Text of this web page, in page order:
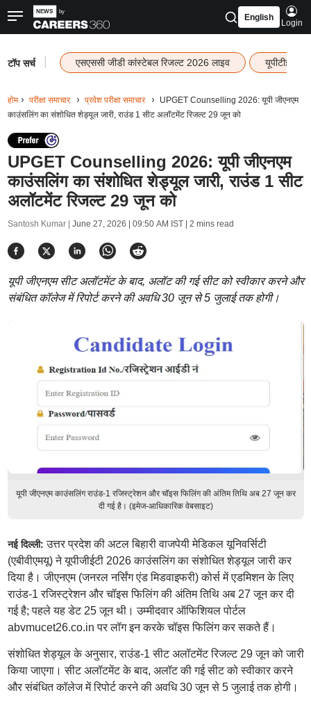
English
Login
टॉप सर्च एसएससी जीडी कांस्टेबल रिजल्ट 2026 लाइव यूपीटीईटी
होम परीक्षा समाचार प्रवेश परीक्षा समाचार
UPGET Counselling 2026: यूपी जीएनएम
काउंसलिंग का संशोधित शेड्यूल जारी, राउंड 1 सीट अलॉटमेंट रिजल्ट 29 जून को
UPGET Counselling 2026: यूपी जीएनएम
काउंसलिंग का संशोधित शेड्यूल जारी, राउंड 1 सीट
अलॉटमेंट रिजल्ट 29 जून को
Santosh Kumar | June 27, 2026 | 09:50 AM IST| 2 mins read
यूपी जीएनएम सीट अलॉटमेंट के बाद, अलॉट की गई सीट को स्वीकार करने और
संबंधित कॉलेज में रिपोर्ट करने की अवधि 30 जून से 5 जुलाई तक होगी।
यूपी जीएनएम काउंसलिंग राउंड-1 रजिस्ट्रेशन और चॉइस फिलिंग की अंतिम तिथि अब 27 जून कर
दी गई है। (इमेज-आधिकारिक वेबसाइट)
नई दिल्ली: उत्तर प्रदेश की अटल बिहारी वाजपेयी मेडिकल यूनिवर्सिटी
(एबीवीएमयू) ने यूपीजीईटी 2026 काउंसलिंग का संशोधित शेड्यूल जारी कर
दिया है। जीएनएम (जनरल नर्सिंग एंड मिडवाइफरी) कोर्स में एडमिशन के लिए
राउंड-1 रजिस्ट्रेशन और चॉइस फिलिंग की अंतिम तिथि अब 27 जून कर दी
गई है; पहले यह डेट 25 जून थी। उम्मीदवार ऑफिशियल पोर्टल
abvmucet26.co.in पर लॉग इन करके चॉइस फिलिंग कर सकते हैं।
संशोधित शेड्यूल के अनुसार, राउंड-1 सीट अलॉटमेंट रिजल्ट 29 जून को जारी
किया जाएगा। सीट अलॉटमेंट के बाद, अलॉट की गई सीट को स्वीकार करने
और संबंधित कॉलेज में रिपोर्ट करने की अवधि 30 जून से 5 जुलाई तक होगी।